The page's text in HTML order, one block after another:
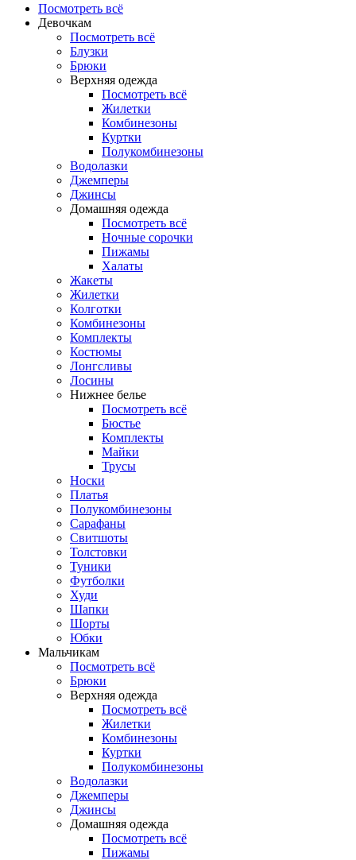
Посмотреть всё
Девочкам
Посмотреть всё
Блузки
Брюки
Верхняя одежда
Посмотреть всё
Жилетки
Комбинезоны
Куртки
Полукомбинезоны
Водолазки
Джемперы
Джинсы
Домашняя одежда
Посмотреть всё
Ночные сорочки
Пижамы
Халаты
Жакеты
Жилетки
Колготки
Комбинезоны
Комплекты
Костюмы
Лонгсливы
Лосины
Нижнее белье
Посмотреть всё
Бюстье
Комплекты
Майки
Трусы
Носки
Платья
Полукомбинезоны
Сарафаны
Свитшоты
Толстовки
Туники
Футболки
Худи
Шапки
Шорты
Юбки
Мальчикам
Посмотреть всё
Брюки
Верхняя одежда
Посмотреть всё
Жилетки
Комбинезоны
Куртки
Полукомбинезоны
Водолазки
Джемперы
Джинсы
Домашняя одежда
Посмотреть всё
Пижамы